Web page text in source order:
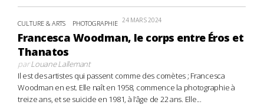
CULTURE & ARTS PHOTOGRAPHIE 24 MARS 2024
Francesca Woodman, le corps entre Éros et
Thanatos
parLouane Lallemant
Il est des artistes qui passent comme des comètes ; Francesca
Woodman en est. Elle naît en 1958, commence la photographie à
treize ans, et se suicide en 1981, à l’âge de 22 ans. Elle...